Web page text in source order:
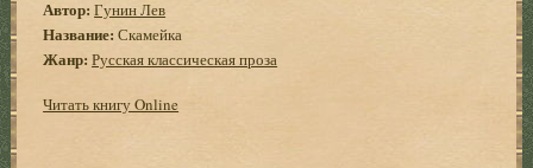
Автор: Гунин Лев
Название: Скамейка
Жанр: Русская классическая проза
Читать книгу Online